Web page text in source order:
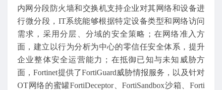
内网分段防火墙和交换机支持企业对其网络和设备进
行微分段，IT系统能够根据特定设备类型和网络访问
需求，采用分层、分域的安全策略；在网络准入方
面，建立以行为分析为中心的零信任安全体系，提升
企业整体安全运营能力；在抵御已知与未知威胁方
面，Fortinet提供了FortiGuard威胁情报服务，以及针对
OT网络的蜜罐FortiDeceptor、FortiSandbox沙箱、Forti